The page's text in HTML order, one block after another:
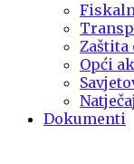
Zaštita
Opći
Dokumenti